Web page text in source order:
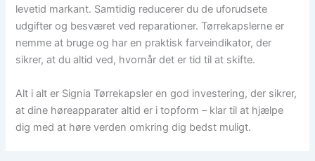
levetid markant. Samtidig reducerer du de uforudsete
udgifter og besværet ved reparationer. Tørrekapslerne er
nemme at bruge og har en praktisk farveindikator, der
sikrer, at du altid ved, hvornår det er tid til at skifte.
Alt i alt er Signia Tørrekapsler en god investering, der sikrer,
at dine høreapparater altid er i topform – klar til at hjælpe
dig med at høre verden omkring dig bedst muligt.